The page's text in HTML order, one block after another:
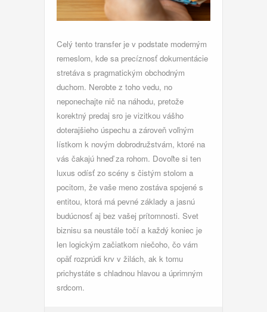
Celý tento transfer je v podstate moderným
remeslom, kde sa precíznosť dokumentácie
stretáva s pragmatickým obchodným
duchom. Nerobte z toho vedu, no
neponechajte nič na náhodu, pretože
korektný predaj sro je vizitkou vášho
doterajšieho úspechu a zároveň voľným
lístkom k novým dobrodružstvám, ktoré na
vás čakajú hneď za rohom. Dovoľte si ten
luxus odísť zo scény s čistým stolom a
pocitom, že vaše meno zostáva spojené s
entitou, ktorá má pevné základy a jasnú
budúcnosť aj bez vašej prítomnosti. Svet
biznisu sa neustále točí a každý koniec je
len logickým začiatkom niečoho, čo vám
opäť rozprúdi krv v žilách, ak k tomu
prichystáte s chladnou hlavou a úprimným
srdcom.